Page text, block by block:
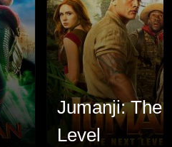
Jumanji: The
Level